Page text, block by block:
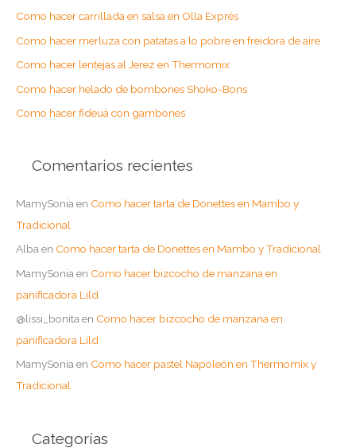
r
p
o
r
Como hacer carrillada en salsa en Olla Exprés
Como hacer merluza con patatas a lo pobre en freidora de aire
Como hacer lentejas al Jerez en Thermomix
Como hacer helado de bombones Shoko-Bons
Como hacer fideuá con gambones
Comentarios recientes
MamySonia en Como hacer tarta de Donettes en Mambo y
Tradicional
Alba en Como hacer tarta de Donettes en Mambo y Tradicional
MamySonia en Como hacer bizcocho de manzana en
panificadora Lild
@lissi_bonita en Como hacer bizcocho de manzana en
panificadora Lild
MamySoniaen Como hacer pastel Napoleón en Thermomix y
Tradicional
Categorías